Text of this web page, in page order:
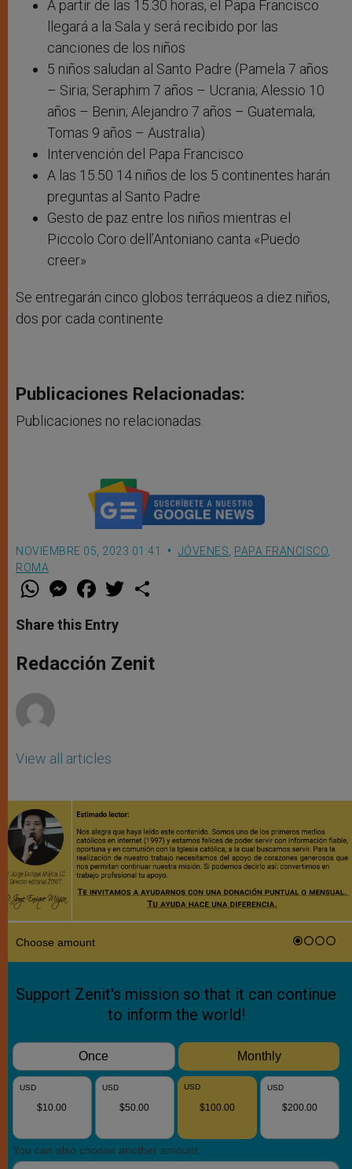
A partir de las 15.30 horas, el Papa Francisco
llegará a la Sala y será recibido por las
canciones de los niños
5 niños saludan al Santo Padre (Pamela 7 años
– Siria; Seraphim 7 años – Ucrania; Alessio 10
años – Benin; Alejandro 7 años – Guatemala;
Tomas 9 años – Australia)
Intervención del Papa Francisco
A las 15.50 14 niños de los 5 continentes harán
preguntas al Santo Padre
Gesto de paz entre los niños mientras el
Piccolo Coro dell’Antoniano canta «Puedo
creer»
Se entregarán cinco globos terráqueos a diez niños,
dos por cada continente
Publicaciones Relacionadas:
Publicaciones no relacionadas.
NOVIEMBRE 05, 2023 01:41 JÓVENES PAPA FRANCISCO
ROMA
W
t
s
p
p
M
e
s
e
g
e
F
a
e
b
o
k
w
r
Share this Entry
Redacción Zenit
View all articles